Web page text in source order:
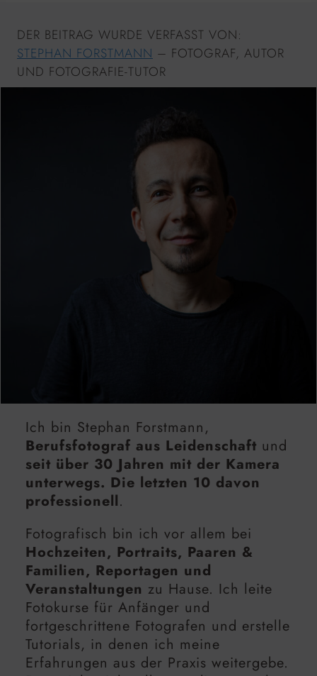
DER BEITRAG WURDE VERFASST VON:
STEPHAN FORSTMANN – FOTOGRAF, AUTOR
UND FOTOGRAFIE-TUTOR
Ich bin Stephan Forstmann,
Berufsfotograf aus Leidenschaft und
seit über 30 Jahren mit der Kamera
unterwegs. Die letzten 10 davon
professionell.
Fotografisch bin ich vor allem bei
Hochzeiten, Portraits, Paaren &
Familien, Reportagen und
Veranstaltungen zu Hause. Ich leite
Fotokurse für Anfänger und
fortgeschrittene Fotografen und erstelle
Tutorials, in denen ich meine
Erfahrungen aus der Praxis weitergebe.